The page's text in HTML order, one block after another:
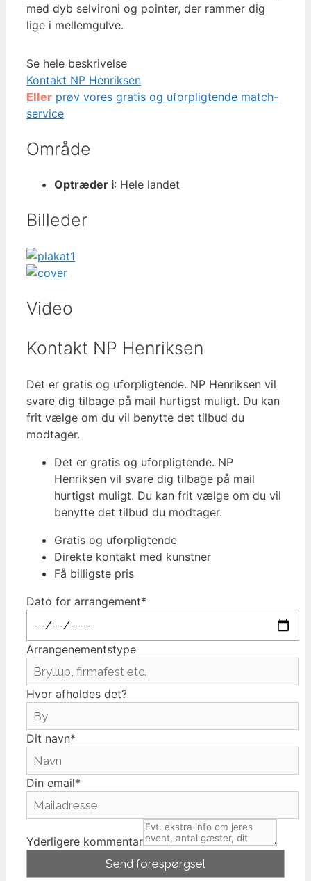
med dyb selvironi og pointer, der rammer dig
lige i mellemgulve.
Se hele beskrivelse
Kontakt NP Henriksen
Eller prøv vores gratis og uforpligtende match-
service
Område
Optræder i: Hele landet
Billeder
Video
Kontakt NP Henriksen
Det er gratis og uforpligtende. NP Henriksen vil
svare dig tilbage på mail hurtigst muligt. Du kan
frit vælge om du vil benytte det tilbud du
modtager.
Det er gratis og uforpligtende. NP
Henriksen vil svare dig tilbage på mail
hurtigst muligt. Du kan frit vælge om du vil
benytte det tilbud du modtager.
Gratis og uforpligtende
Direkte kontakt med kunstner
Få billigste pris
Dato for arrangement*
Arrangenementstype
Hvor afholdes det?
Dit navn*
Din email*
Yderligere kommentar